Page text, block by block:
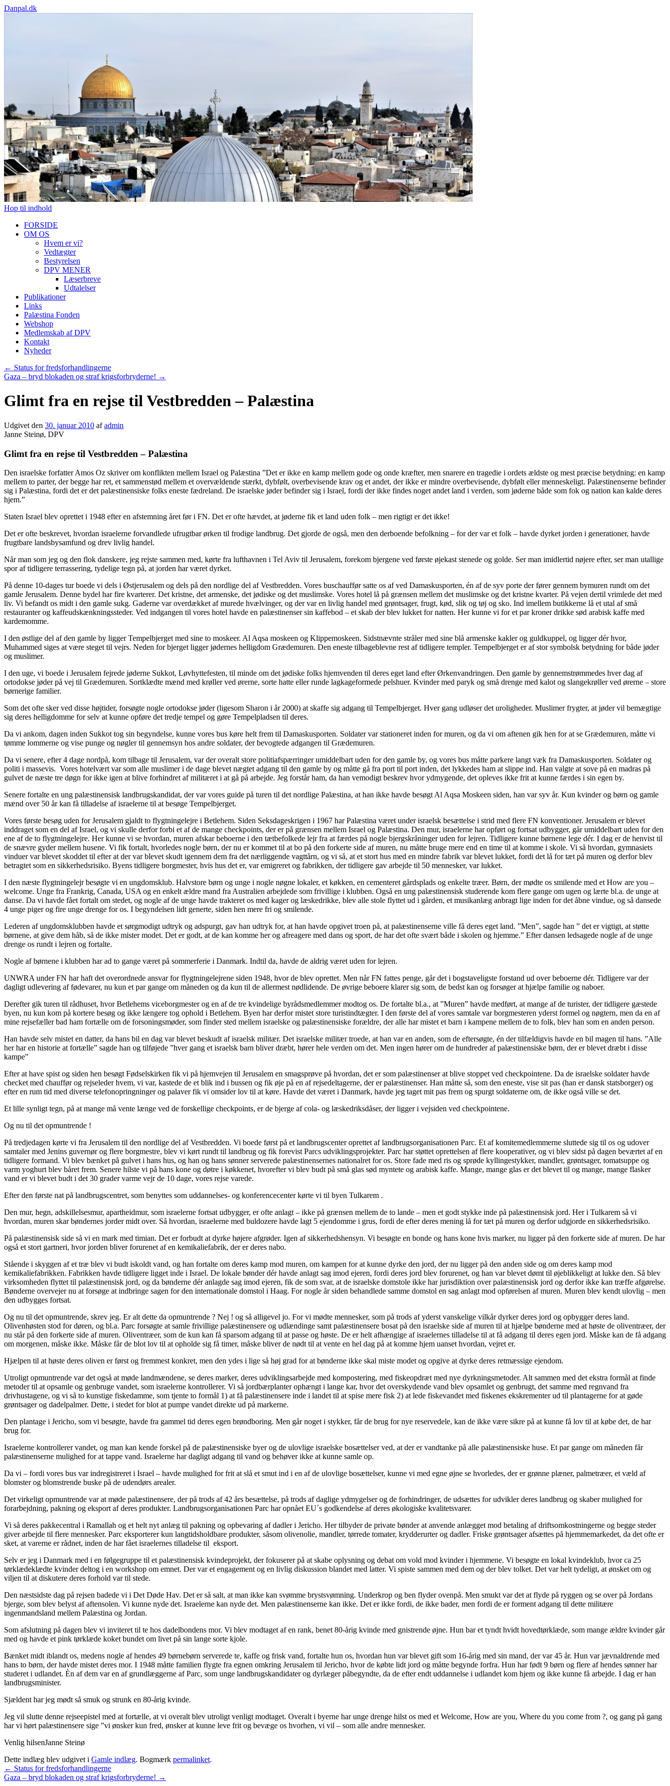
Danpal.dk
Hop til indhold
FORSIDE
OM OS
Hvem er vi?
Vedtægter
Bestyrelsen
DPV MENER
Læserbreve
Udtalelser
Publikationer
Links
Palæstina Fonden
Webshop
Medlemskab af DPV
Kontakt
Nyheder
← Status for fredsforhandlingerne
Gaza – bryd blokaden og straf krigsforbryderne! →
Glimt fra en rejse til Vestbredden – Palæstina
Udgivet den 30. januar 2010 af admin
Janne Steinø, DPV
Glimt fra en rejse til Vestbredden – Palæstina
Den israelske forfatter Amos Oz skriver om konflikten mellem Israel og Palæstina ”Det er ikke en kamp mellem gode og onde kræfter, men snarere en tragedie i ordets ældste og mest præcise betydning: en kamp
mellem to parter, der begge har ret, et sammenstød mellem et overvældende stærkt, dybfølt, overbevisende krav og et andet, der ikke er mindre overbevisende, dybfølt eller menneskeligt. Palæstinenserne befinder
sig i Palæstina, fordi det er det palæstinensiske folks eneste fædreland. De israelske jøder befinder sig i Israel, fordi der ikke findes noget andet land i verden, som jøderne både som fok og nation kan kalde deres
hjem.”
Staten Israel blev oprettet i 1948 efter en afstemning året før i FN. Det er ofte hævdet, at jøderne fik et land uden folk – men rigtigt er det ikke!
Det er ofte beskrevet, hvordan israelerne forvandlede ufrugtbar ørken til frodige landbrug. Det gjorde de også, men den derboende befolkning – for der var et folk – havde dyrket jorden i generationer, havde
frugtbare landsbysamfund og drev livlig handel.
Når man som jeg og den flok danskere, jeg rejste sammen med, kørte fra lufthavnen i Tel Aviv til Jerusalem, forekom bjergene ved første øjekast stenede og golde. Ser man imidlertid nøjere efter, ser man utallige
spor af tidligere terrassering, tydelige tegn på, at jorden har været dyrket.
På denne 10-dages tur boede vi dels i Østjerusalem og dels på den nordlige del af Vestbredden. Vores buschauffør satte os af ved Damaskusporten, én af de syv porte der fører gennem bymuren rundt om det
gamle Jerusalem. Denne bydel har fire kvarterer. Det kristne, det armenske, det jødiske og det muslimske. Vores hotel lå på grænsen mellem det muslimske og det kristne kvarter. På vejen dertil vrimlede det med
liv. Vi befandt os midt i den gamle sukg. Gaderne var overdækket af murede hvælvinger, og der var en livlig handel med grøntsager, frugt, kød, slik og tøj og sko. Ind imellem butikkerne lå et utal af små
restauranter og kaffeudskænkningssteder. Ved indgangen til vores hotel havde en palæstinenser sin kaffebod – et skab der blev lukket for natten. Her kunne vi for et par kroner drikke sød arabisk kaffe med
kardemomme.
I den østlige del af den gamle by ligger Tempelbjerget med sine to moskeer. Al Aqsa moskeen og Klippemoskeen. Sidstnævnte stråler med sine blå armenske kakler og guldkuppel, og ligger dér hvor,
Muhammed siges at være steget til vejrs. Neden for bjerget ligger jødernes helligdom Grædemuren. Den eneste tilbageblevne rest af tidligere templer. Tempelbjerget er af stor symbolsk betydning for både jøder
og muslimer.
I den uge, vi boede i Jerusalem fejrede jøderne Sukkot, Løvhyttefesten, til minde om det jødiske folks hjemvenden til deres eget land efter Ørkenvandringen. Den gamle by gennemstrømmedes hver dag af
ortodokse jøder på vej til Grædemuren. Sortklædte mænd med krøller ved ørerne, sorte hatte eller runde lagkageformede pelshuer. Kvinder med paryk og små drenge med kalot og slangekrøller ved ørerne – store
børnerige familier.
Som det ofte sker ved disse højtider, forsøgte nogle ortodokse jøder (ligesom Sharon i år 2000) at skaffe sig adgang til Tempelbjerget. Hver gang udløser det uroligheder. Muslimer frygter, at jøder vil bemægtige
sig deres helligdomme for selv at kunne opføre det tredje tempel og gøre Tempelpladsen til deres.
Da vi ankom, dagen inden Sukkot tog sin begyndelse, kunne vores bus køre helt frem til Damaskusporten. Soldater var stationeret inden for muren, og da vi om aftenen gik hen for at se Grædemuren, måtte vi
tømme lommerne og vise punge og nøgler til gennemsyn hos andre soldater, der bevogtede adgangen til Grædemuren.
Da vi senere, efter 4 dage nordpå, kom tilbage til Jerusalem, var der overalt store politiafspærringer umiddelbart uden for den gamle by, og vores bus måtte parkere langt væk fra Damaskusporten. Soldater og
politi i massevis. Vores hotelvært var som alle muslimer i de dage blevet nægtet adgang til den gamle by og måtte gå fra port til port inden, det lykkedes ham at slippe ind. Han valgte at sove på en madras på
gulvet de næste tre døgn for ikke igen at blive forhindret af militæret i at gå på arbejde. Jeg forstår ham, da han vemodigt beskrev hvor ydmygende, det opleves ikke frit at kunne færdes i sin egen by.
Senere fortalte en ung palæstinensisk landbrugskandidat, der var vores guide på turen til det nordlige Palæstina, at han ikke havde besøgt Al Aqsa Moskeen siden, han var syv år. Kun kvinder og børn og gamle
mænd over 50 år kan få tilladelse af israelerne til at besøge Tempelbjerget.
Vores første besøg uden for Jerusalem gjaldt to flygtningelejre i Betlehem. Siden Seksdageskrigen i 1967 har Palæstina været under israelsk besættelse i strid med flere FN konventioner. Jerusalem er blevet
inddraget som en del af Israel, og vi skulle derfor forbi et af de mange checkpoints, der er på grænsen mellem Israel og Palæstina. Den mur, israelerne har opført og fortsat udbygger, går umiddelbart uden for den
ene af de to flygtningelejre. Her kunne vi se hvordan, muren afskar beboerne i den tætbefolkede lejr fra at færdes på nogle bjergskråninger uden for lejren. Tidligere kunne børnene lege dér. I dag er de henvist til
de snævre gyder mellem husene. Vi fik fortalt, hvorledes nogle børn, der nu er kommet til at bo på den forkerte side af muren, nu måtte bruge mere end en time til at komme i skole. Vi så hvordan, gymnasiets
vinduer var blevet skoddet til efter at der var blevet skudt igennem dem fra det nærliggende vagttårn, og vi så, at et stort hus med en mindre fabrik var blevet lukket, fordi det lå for tæt på muren og derfor blev
betragtet som en sikkerhedsrisiko. Byens tidligere borgmester, hvis hus det er, var emigreret og fabrikken, der tidligere gav arbejde til 50 mennesker, var lukket.
I den næste flygtningelejr besøgte vi en ungdomsklub. Halvstore børn og unge i nogle nøgne lokaler, et køkken, en cementeret gårdsplads og enkelte træer. Børn, der mødte os smilende med et How are you –
welcome. Unge fra Frankrig, Canada, USA og en enkelt ældre mand fra Australien arbejdede som frivillige i klubben. Også en ung palæstinensisk studerende kom flere gange om ugen og lærte bl.a. de unge at
danse. Da vi havde fået fortalt om stedet, og nogle af de unge havde trakteret os med kager og læskedrikke, blev alle stole flyttet ud i gården, et musikanlæg anbragt lige inden for det åbne vindue, og så dansede
4 unge piger og fire unge drenge for os. I begyndelsen lidt generte, siden hen mere fri og smilende.
Lederen af ungdomsklubben havde et sørgmodigt udtryk og adspurgt, gav han udtryk for, at han havde opgivet troen på, at palæstinenserne ville få deres eget land. ”Men”, sagde han ” det er vigtigt, at støtte
børnene, at give dem håb, så de ikke mister modet. Det er godt, at de kan komme her og afreagere med dans og sport, de har det ofte svært både i skolen og hjemme.” Efter dansen ledsagede nogle af de unge
drenge os rundt i lejren og fortalte.
Nogle af børnene i klubben har ad to gange været på sommerferie i Danmark. Indtil da, havde de aldrig været uden for lejren.
UNWRA under FN har haft det overordnede ansvar for flygtningelejrene siden 1948, hvor de blev oprettet. Men når FN fattes penge, går det i bogstaveligste forstand ud over beboerne dér. Tidligere var der
dagligt udlevering af fødevarer, nu kun et par gange om måneden og da kun til de allermest nødlidende. De øvrige beboere klarer sig som, de bedst kan og forsøger at hjælpe familie og naboer.
Derefter gik turen til rådhuset, hvor Betlehems viceborgmester og en af de tre kvindelige byrådsmedlemmer modtog os. De fortalte bl.a., at ”Muren” havde medført, at mange af de turister, der tidligere gæstede
byen, nu kun kom på kortere besøg og ikke længere tog ophold i Betlehem. Byen har derfor mistet store turistindtægter. I den første del af vores samtale var borgmesteren yderst formel og nøgtern, men da en af
mine rejsefæller bad ham fortælle om de forsoningsmøder, som finder sted mellem israelske og palæstinensiske forældre, der alle har mistet et barn i kampene mellem de to folk, blev han som en anden person.
Han havde selv mistet en datter, da hans bil en dag var blevet beskudt af israelsk militær. Det israelske militær troede, at han var en anden, som de eftersøgte, én der tilfældigvis havde en bil magen til hans. ”Alle
her har en historie at fortælle” sagde han og tilføjede ”hver gang et israelsk barn bliver dræbt, hører hele verden om det. Men ingen hører om de hundreder af palæstinensiske børn, der er blevet dræbt i disse
kampe”
Efter at have spist og siden hen besøgt Fødselskirken fik vi på hjemvejen til Jerusalem en smagsprøve på hvordan, det er som palæstinenser at blive stoppet ved checkpointene. Da de israelske soldater havde
checket med chauffør og rejseleder hvem, vi var, kastede de et blik ind i bussen og fik øje på en af rejsedeltagerne, der er palæstinenser. Han måtte så, som den eneste, vise sit pas (han er dansk statsborger) og
efter en rum tid med diverse telefonopringninger og palaver fik vi omsider lov til at køre. Havde det været i Danmark, havde jeg taget mit pas frem og spurgt soldaterne om, de ikke også ville se det.
Et lille synligt tegn, på at mange må vente længe ved de forskellige checkpoints, er de bjerge af cola- og læskedriksdåser, der ligger i vejsiden ved checkpointene.
Og nu til det opmuntrende !
På tredjedagen kørte vi fra Jerusalem til den nordlige del af Vestbredden. Vi boede først på et landbrugscenter oprettet af landbrugsorganisationen Parc. Et af komitemedlemmerne sluttede sig til os og udover
samtaler med Jenins guvernør og flere borgmestre, blev vi kørt rundt til landbrug og fik forevist Parcs udviklingsprojekter. Parc har støttet oprettelsen af flere kooperativer, og vi blev sidst på dagen beværtet af en
tidligere formand. Vi blev bænket på gulvet i hans hus, og han og hans sønner serverede palæstinensernes nationalret for os. Store fade med ris og sprøde kyllingestykker, mandler, grøntsager, tomatsuppe og
varm yoghurt blev båret frem. Senere hilste vi på hans kone og døtre i køkkenet, hvorefter vi blev budt på små glas sød myntete og arabisk kaffe. Mange, mange glas er det blevet til og mange, mange flasker
vand er vi blevet budt i det 30 grader varme vejr de 10 dage, vores rejse varede.
Efter den første nat på landbrugscentret, som benyttes som uddannelses- og konferencecenter kørte vi til byen Tulkarem .
Den mur, hegn, adskillelsesmur, apartheidmur, som israelerne fortsat udbygger, er ofte anlagt – ikke på grænsen mellem de to lande – men et godt stykke inde på palæstinensisk jord. Her i Tulkarem så vi
hvordan, muren skar bøndernes jorder midt over. Så hvordan, israelerne med buldozere havde lagt 5 ejendomme i grus, fordi de efter deres mening lå for tæt på muren og derfor udgjorde en sikkerhedsrisiko.
På palæstinensisk side så vi en mark med timian. Det er forbudt at dyrke højere afgrøder. Igen af sikkerhedshensyn. Vi besøgte en bonde og hans kone hvis marker, nu ligger på den forkerte side af muren. De har
også et stort gartneri, hvor jorden bliver forurenet af en kemikaliefabrik, der er deres nabo.
Stående i skyggen af et træ blev vi budt iskoldt vand, og han fortalte om deres kamp mod muren, om kampen for at kunne dyrke den jord, der nu ligger på den anden side og om deres kamp mod
kemikaliefabrikken. Fabrikken havde tidligere ligget inde i Israel. De lokale bønder dér havde anlagt sag imod ejeren, fordi deres jord blev forurenet, og han var blevet dømt til øjeblikkeligt at lukke den. Så blev
virksomheden flyttet til palæstinensisk jord, og da bønderne dér anlagde sag imod ejeren, fik de som svar, at de israelske domstole ikke har jurisdiktion over palæstinensisk jord og derfor ikke kan træffe afgørelse.
Bønderne overvejer nu at forsøge at indbringe sagen for den internationale domstol i Haag. For nogle år siden behandlede samme domstol en sag anlagt mod opførelsen af muren. Muren blev kendt ulovlig – men
den udbygges fortsat.
Og nu til det opmuntrende, skrev jeg. Er alt dette da opmuntrende ? Nej ! og så alligevel jo. For vi mødte mennesker, som på trods af yderst vanskelige vilkår dyrker deres jord og opbygger deres land.
Olivenhøsten stod for døren, og bl.a. Parc forsøgte at samle frivillige palæstinensere og udlændinge samt palæstinensere bosat på den israelske side af muren til at hjælpe bønderne med at høste de oliventræer, der
nu står på den forkerte side af muren. Oliventræer, som de kun kan få sparsom adgang til at passe og høste. De er helt afhængige af israelernes tilladelse til at få adgang til deres egen jord. Måske kan de få adgang
om morgenen, måske ikke. Måske får de blot lov til at opholde sig få timer, måske bliver de nødt til at vente en hel dag på at komme hjem uanset hvordan, vejret er.
Hjælpen til at høste deres oliven er først og fremmest konkret, men den ydes i lige så høj grad for at bønderne ikke skal miste modet og opgive at dyrke deres retmæssige ejendom.
Utroligt opmuntrende var det også at møde landmændene, se deres marker, deres udviklingsarbejde med kompostering, med fiskeopdræt med nye dyrkningsmetoder. Alt sammen med det ekstra formål at finde
metoder til at opsamle og genbruge vandet, som israelerne kontrollerer. Vi så jordbærplanter ophængt i lange kar, hvor det overskydende vand blev opsamlet og genbrugt, det samme med regnvand fra
drivhustagene, og vi så to kunstige fiskedamme, som tjente to formål 1) at få palæstinensere inde i landet til at spise mere fisk 2) at lede fiskevandet med fiskenes ekskrementer ud til plantagerne for at gøde
grøntsager og dadelpalmer. Dette, i stedet for blot at pumpe vandet direkte ud på markerne.
Den plantage i Jericho, som vi besøgte, havde fra gammel tid deres egen brøndboring. Men går noget i stykker, får de brug for nye reservedele, kan de ikke være sikre på at kunne få lov til at købe det, de har
brug for.
Israelerne kontrollerer vandet, og man kan kende forskel på de palæstinensiske byer og de ulovlige israelske bosættelser ved, at der er vandtanke på alle palæstinensiske huse. Et par gange om måneden får
palæstinenserne mulighed for at tappe vand. Israelerne har dagligt adgang til vand og behøver ikke at kunne samle op.
Da vi – fordi vores bus var indregistreret i Israel – havde mulighed for frit at slå et smut ind i en af de ulovlige bosættelser, kunne vi med egne øjne se hvorledes, der er grønne plæner, palmetræer, et væld af
blomster og blomstrende buske på de udendørs arealer.
Det virkeligt opmuntrende var at møde palæstinensere, der på trods af 42 års besættelse, på trods af daglige ydmygelser og de forhindringer, de udsættes for udvikler deres landbrug og skaber mulighed for
forarbejdning, pakning og eksport af deres produkter. Landbrugsorganisationen Parc har opnået EU´s godkendelse af deres økologiske kvalitetsvarer.
Vi så deres pakkecentral i Ramallah og et helt nyt anlæg til pakning og opbevaring af dadler i Jericho. Her tilbyder de private bønder at anvende anlægget mod betaling af driftsomkostningerne og begge steder
giver arbejde til flere mennesker. Parc eksporterer kun langtidsholdbare produkter, såsom olivenolie, mandler, tørrede tomater, krydderurter og dadler. Friske grøntsager afsættes på hjemmemarkedet, da det ofte er
sket, at varerne er rådnet, inden de har fået israelernes tilladelse til eksport.
Selv er jeg i Danmark med i en følgegruppe til et palæstinensisk kvindeprojekt, der fokuserer på at skabe oplysning og debat om vold mod kvinder i hjemmene. Vi besøgte en lokal kvindeklub, hvor ca 25
tørklædeklædte kvinder deltog i en workshop om emnet. Der var et engagement og en livlig diskussion blandet med latter. Vi spiste sammen med dem og der blev tolket. Det var helt tydeligt, at ønsket om og
viljen til at diskutere deres forhold var til stede.
Den næstsidste dag på rejsen badede vi i Det Døde Hav. Det er så salt, at man ikke kan svømme brystsvømning. Underkrop og ben flyder ovenpå. Men smukt var det at flyde på ryggen og se over på Jordans
bjerge, som blev belyst af aftensolen. Vi kunne nyde det. Israelerne kan nyde det. Men palæstinenserne kan ikke. Det er ikke fordi, de ikke bader, men fordi de er forment adgang til dette militære
ingenmandsland mellem Palæstina og Jordan.
Som afslutning på dagen blev vi inviteret til te hos dadelbondens mor. Vi blev modtaget af en rank, benet 80-årig kvinde med gnistrende øjne. Hun bar et tyndt hvidt hovedtørklæde, som mange ældre kvinder går
med og havde et pink tørklæde koket bundet om livet på sin lange sorte kjole.
Bænket midt iblandt os, medens nogle af hendes 49 børnebørn serverede te, kaffe og frisk vand, fortalte hun os, hvordan hun var blevet gift som 16-årig med sin mand, der var 45 år. Hun var jævnaldrende med
hans to børn, der havde mistet deres mor. I 1948 måtte familien flygte fra egnen omkring Jerusalem til Jericho, hvor de købte lidt jord og måtte begynde forfra. Hun har født 9 børn og flere af hendes sønner har
studeret i udlandet. Èn af dem var en af grundlæggerne af Parc, som unge landbrugskandidater og dyrlæger påbegyndte, da de efter endt uddannelse i udlandet kom hjem og ikke kunne få arbejde. I dag er han
landbrugsminister.
Sjældent har jeg mødt så smuk og strunk en 80-årig kvinde.
Jeg vil slutte denne rejseepistel med at fortælle, at vi overalt blev utroligt venligt modtaget. Overalt i byerne har unge drenge hilst os med et Welcome, How are you, Where du you come from ?, og gang på gang
har vi hørt palæstinensere sige ”vi ønsker kun fred, ønsker at kunne leve frit og bevæge os hvorhen, vi vil – som alle andre mennesker.
Venlig hilsenJanne Steinø
Dette indlæg blev udgivet i Gamle indlæg. Bogmærk permalinket.
← Status for fredsforhandlingerne
Gaza – bryd blokaden og straf krigsforbryderne! →